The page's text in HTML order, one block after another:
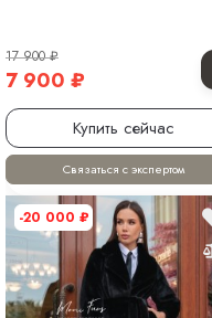
17 900₽
7 900 ₽
Купить сейчас
Связаться с экспертом
-20 000 ₽